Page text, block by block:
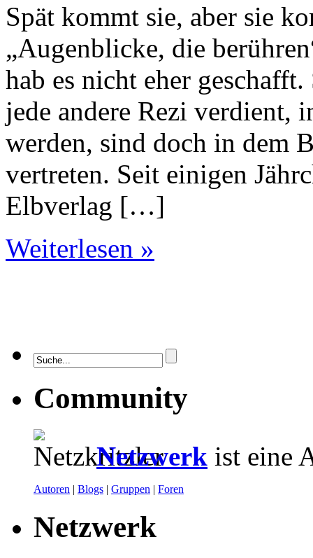
Spät kommt sie, aber sie
„Augenblicke, die
hab es nicht eher
jede andere Rezi verdient,
werden, sind doch in dem
vertreten. Seit einigen
Elbverlag […]
Weiterlesen »
Community
Netzwerk ist eine
Autoren | Blogs | Gruppen | Foren
Netzwerk